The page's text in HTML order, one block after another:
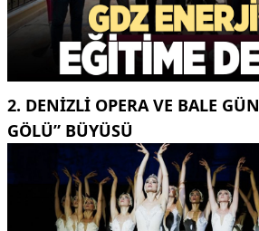
2. DENIZLI OPERA VE BALE
GÖLÜ” BÜYÜSÜ